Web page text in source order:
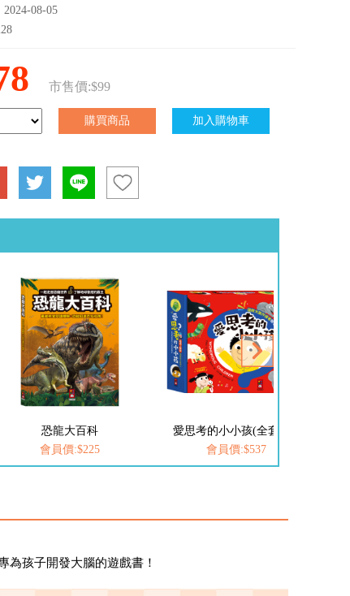
08-05
市售價:$99
愛思考的小小孩(全套8冊)
會員價:$537
FOOD超人-我是小護士
會員價:$252
為孩子開發大腦的遊戲書！